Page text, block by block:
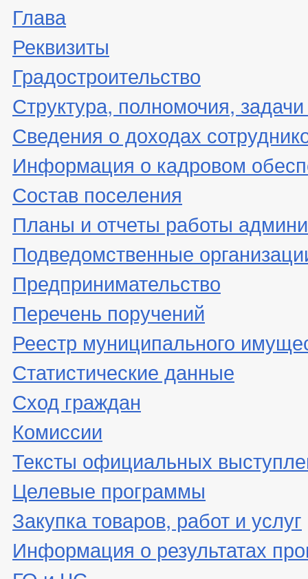
Глава
Реквизиты
Градостроительство
Структура, полномочия,
Сведения о доходах
Информация о кадровом
Состав поселения
Планы и отчеты работы
Подведомственные
Предпринимательство
Перечень поручений
Реестр муниципального
Статистические данные
Сход граждан
Комиссии
Тексты официальных
Целевые программы
Закупка товаров, работ и услуг
Информация о результатах